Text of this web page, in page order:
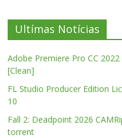
Ultímas Notícias
Adobe Premiere Pro CC
[Clean]
FL Studio Producer Edition
10
Fall 2: Deadpoint 2026
torrent